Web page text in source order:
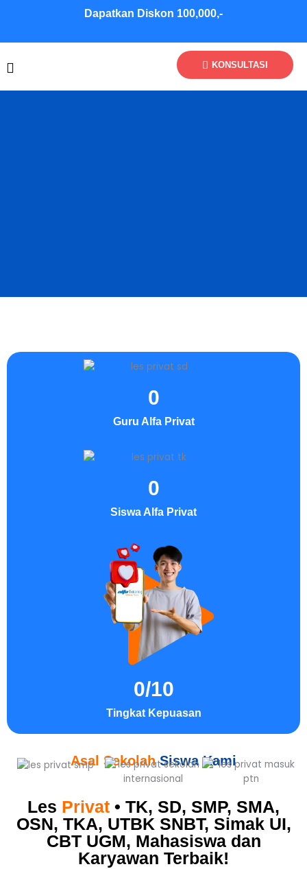
Dapatkan Diskon 100,000,-
KONSULTASI
Guru Alfa Privat
0
Siswa Alfa Privat
0
Tingkat Kepuasan
0/10
Asal Sekolah Siswa Kami
Les Privat • TK, SD, SMP, SMA,
OSN, TKA, UTBK SNBT, Simak UI,
CBT UGM, Mahasiswa dan
Karyawan Terbaik!​